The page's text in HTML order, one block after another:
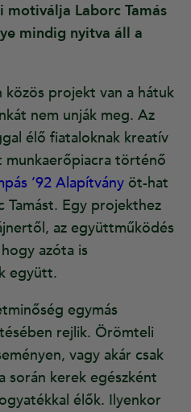
Laborc Tamás
mindig nyitva áll a
közös projekt van a hátuk
nem unják meg. Az
élő fiataloknak kreatív
történő
’92 Alapítvány öt-hat
Tamást. Egy projekthez
az együttműködés
azóta is
együtt.
egymás
rejlik. Örömteli
vagy akár csak
során kerek egészként
élők. Ilyenkor